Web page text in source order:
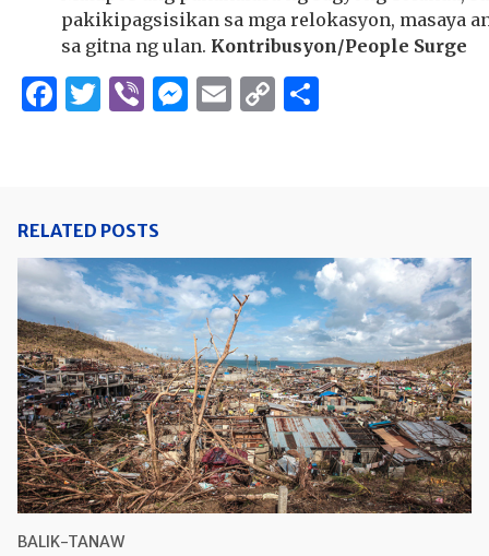
pakikipagsisikan sa mga relokasyon, masaya
sa gitna ng ulan. Kontribusyon/People Surge
Facebook
Twitter
ViberMessenger
Email
Copy
RELATED POSTS
BALIK-TANAW